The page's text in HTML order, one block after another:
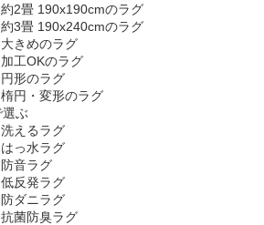
約2畳 190x190cmのラグ
約3畳 190x240cmのラグ
大きめのラグ
加工OKのラグ
円形のラグ
楕円・変形のラグ
ぶ
洗えるラグ
はっ水ラグ
防音ラグ
低反発ラグ
防ダニラグ
抗菌防臭ラグ